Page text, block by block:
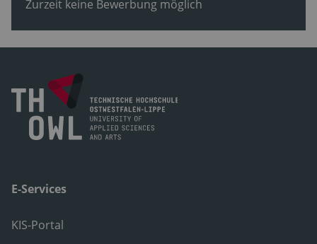
Zurzeit keine Bewerbung möglich
E-Services
KIS-Portal